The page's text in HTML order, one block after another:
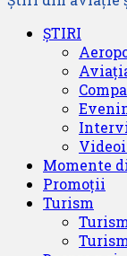
Primary
ȘTIRI
Momente
Promoții
Turism